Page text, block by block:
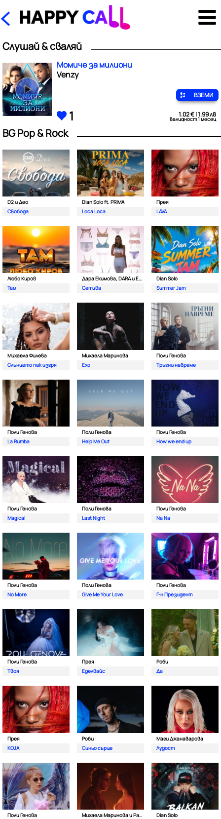
Слушай & сваляй
Момиче за милиони
Venzy
ВЗЕМИ
1 1.02 € | 1.99 лв
валидност 1 месец
BG Pop & Rock
D2 и Део
Свобода
Dian Solo ft. PRIMA
Loca Loca
Прея
LAVA
Любо Киров
Там
Дара Екимова, DARA и Eva Lea
Сетива
Dian Solo
Summer Jam
Михаела Филева
Слънцето пак изгря
Михаела Маринова
Ехо
Поли Генова
Тръгни навреме
Поли Генова
La Rumba
Поли Генова
Help Me Out
Поли Генова
How we end up
Поли Генова
Magical
Поли Генова
Last Night
Поли Генова
Na Na
Поли Генова
No More
Поли Генова
Give Me Your Love
Поли Генова
Г-н Президент
Поли Генова
Твоя
Прея
Еделвайс
Роби
Да
Прея
KOJA
Роби
Синьо сърце
Маги Джанаварова
Лудост
Поли Генова
Михаела Маринова и Pavell
Dian Solo